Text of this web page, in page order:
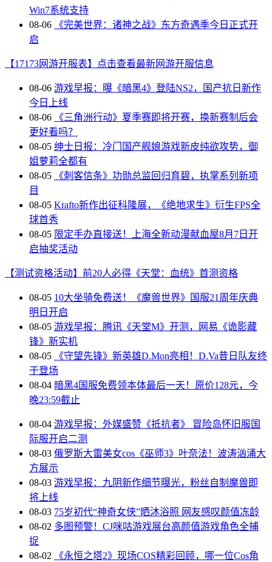
Win7系统支持
08-06
《完美世界：诸神之战》东方奇遇季今日正式开
启
【17173网游开服表】点击查看最新网游开服信息
08-06 游戏早报：曝《暗黑4》登陆NS2，国产抗日新作
今日上线
08-06
《三角洲行动》夏季赛即将开赛，换新赛制后会
更好看吗？
08-05 绅士日报：冷门国产舰娘游戏新皮纯欲攻势，御
姐萝莉全都有
08-05
《刺客信条》功勋总监回归育碧，执掌系列新项
目
08-05 Krafto新作出征科隆展，《绝地求生》衍生FPS全
球首秀
08-05 限定手办直接送！上海全新动漫献血屋8月7日开
启抽奖活动
【测试资格活动】前20人必得《天堂：血统》首测资格
08-05 10大坐骑免费送！《魔兽世界》国服21周年庆典
明日开启
08-05 游戏早报：腾讯《天堂M》开测，网易《诡影藏
锋》新实机
08-05
《守望先锋》新英雄D.Mon亮相！D.Va昔日队友终
于登场
08-04 暗黑4国服免费领本体最后一天！原价128元，今
晚23:59截止
08-04 游戏早报：外媒盛赞《抵抗者》 冒险岛怀旧服国
际服开启二测
08-03 俄罗斯大雷美女cos《巫师3》叶奈法！波涛汹涌大
方展示
08-03 游戏早报：九阴新作细节曝光，粉丝自制魔兽即
将上线
08-03 75岁初代“神奇女侠”晒沐浴照 网友感叹颜值冻龄
08-02 多图预警！CJ咪咕游戏展台高颜值游戏角色全捕
捉
08-02
《永恒之塔2》现场COS精彩回顾，哪一位Cos角